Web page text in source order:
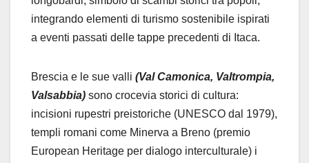
integrando elementi di turismo sostenibile ispirati
a eventi passati delle tappe precedenti di Itaca.
Brescia e le sue valli (Val Camonica, Valtrompia,
Valsabbia) sono crocevia storici di cultura:
incisioni rupestri preistoriche (UNESCO dal 1979),
templi romani come Minerva a Breno (premio
European Heritage per dialogo interculturale) i